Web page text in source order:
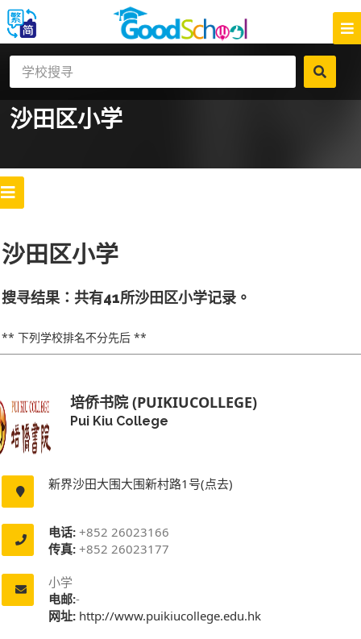
沙田区小学
沙田区小学
搜寻结果：共有41所沙田区小学记录。
** 下列学校排名不分先后 **
培侨书院 (PUIKIUCOLLEGE)
Pui Kiu College
新界沙田大围大围新村路1号(点去)
电话: +852 26023166
传真: +852 26023177
小学
电邮:-
网址: http://www.puikiucollege.edu.hk